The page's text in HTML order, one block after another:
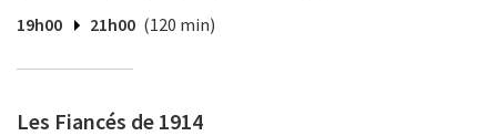
19h00 21h00 (120 min)
Les Fiancés de 1914